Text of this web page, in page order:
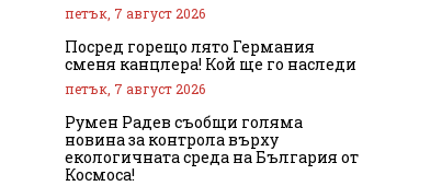
петък, 7 август 2026
Посред горещо лято Германия
сменя канцлера! Кой ще го наследи
петък, 7 август 2026
Румен Радев съобщи голяма
новина за контрола върху
екологичната среда на България от
Космоса!